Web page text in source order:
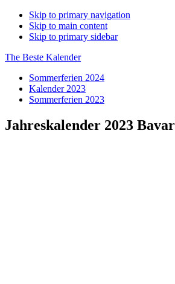
Skip to primary navigation
Skip to main content
Skip to primary sidebar
The Beste Kalender
Sommerferien 2024
Kalender 2023
Sommerferien 2023
Jahreskalender 2023